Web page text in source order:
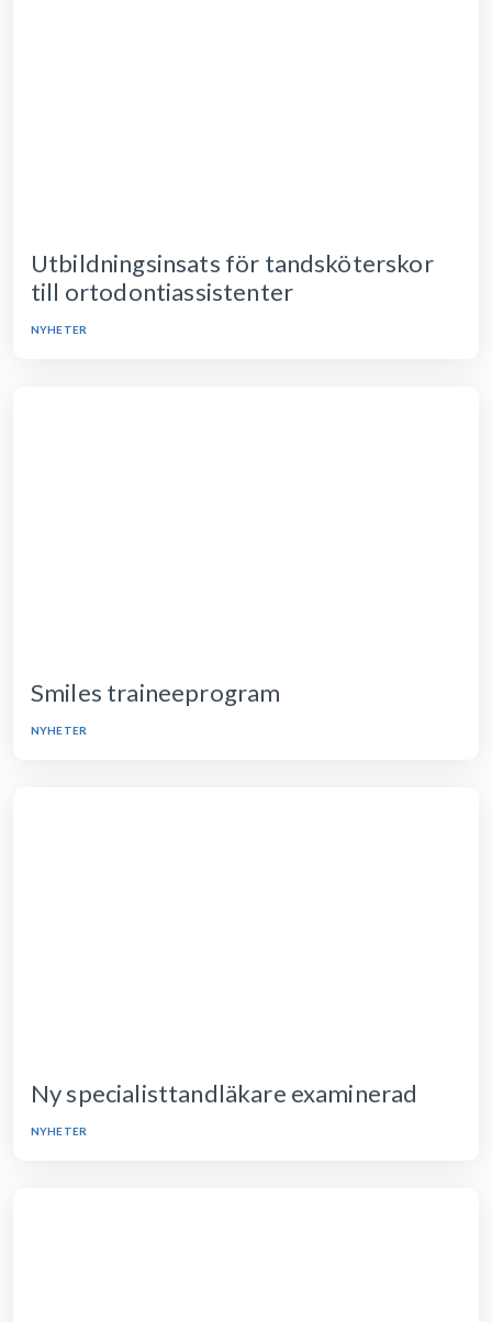
Utbildningsinsats för tandsköterskor
till ortodontiassistenter
NYHETER
Smiles traineeprogram
NYHETER
Ny specialisttandläkare examinerad
NYHETER